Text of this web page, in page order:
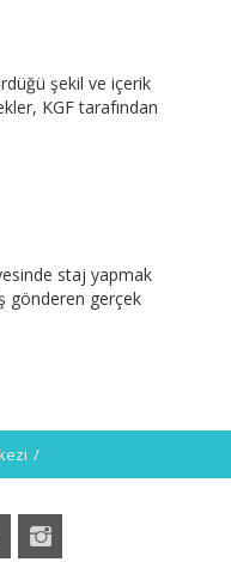
şekil ve içerik
KGF tarafından
staj yapmak
gönderen gerçek
/
Metinleri > /